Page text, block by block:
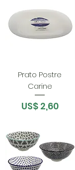
Prato Postre
Carine
Preço
US$ 2,60